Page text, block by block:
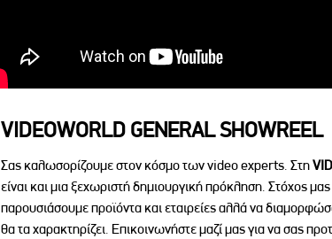
VIDEOWORLD GENERAL SHOWREEL
Σας καλωσορίζουμε στον κόσμο των video experts. Στη
είναι και μια ξεχωριστή δημιουργική πρόκληση. Στόχος
παρουσιάσουμε προϊόντα και εταιρείες αλλά να
θα τα χαρακτηρίζει. Επικοινωνήστε μαζί μας για να σας